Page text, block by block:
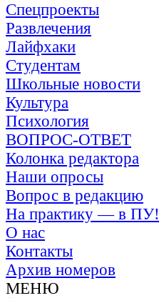
Спецпроекты
Развлечения
Лайфхаки
Студентам
Школьные новости
Культура
Психология
ВОПРОС-ОТВЕТ
Колонка редактора
Наши опросы
Вопрос в редакцию
На практику — в ПУ!
О нас
Контакты
Архив номеров
МЕНЮ